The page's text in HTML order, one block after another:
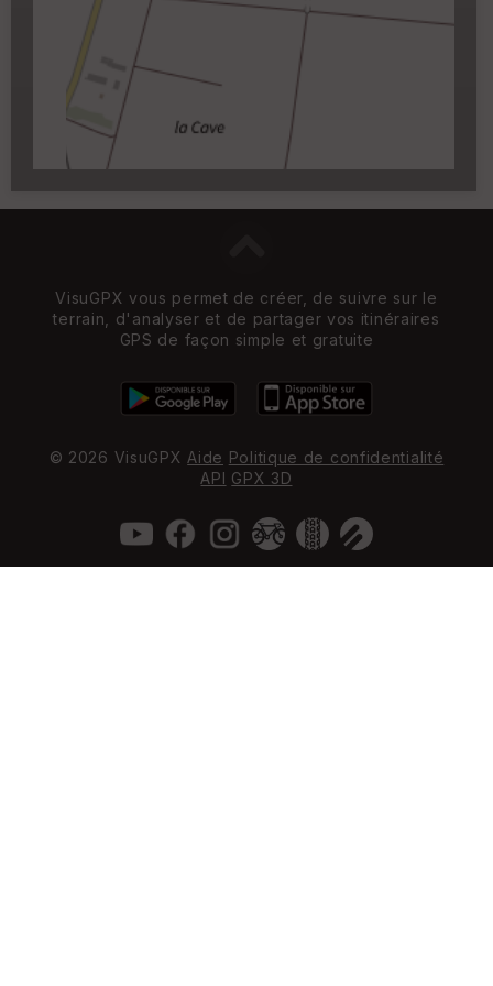
Carroyage UTM
VisuGPX vous permet de créer, de suivre sur le
terrain, d'analyser et de partager vos itinéraires
GPS de façon simple et gratuite
© 2026 VisuGPX Aide Politique de confidentialité
API GPX 3D